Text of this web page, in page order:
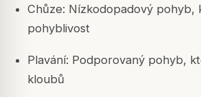
Chůze: Nízkodopadový pohyb,
pohyblivost
Plavání: Podporovaný pohyb,
kloubů